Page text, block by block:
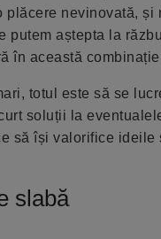
nevinovată, și
putem aștepta la
în această
totul este să se
soluții la
să își valorifice ideile
slabă